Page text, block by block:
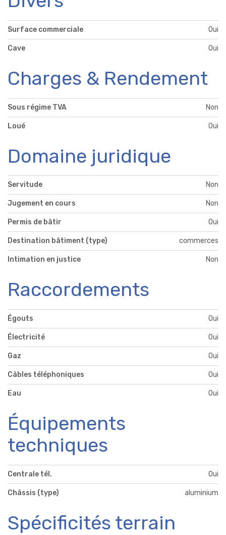
Surface commerciale Oui
Cave Oui
Charges & Rendement
Sous régime TVA Non
Loué Oui
Domaine juridique
Servitude Non
Jugement en cours Non
Permis de bâtir Oui
Destination bâtiment (type) commerces
Intimation en justice Non
Raccordements
Égouts Oui
Électricité Oui
Gaz Oui
Câbles téléphoniques Oui
Eau Oui
Équipements
techniques
Centrale tél. Oui
Châssis (type) aluminium
Spécificités terrain